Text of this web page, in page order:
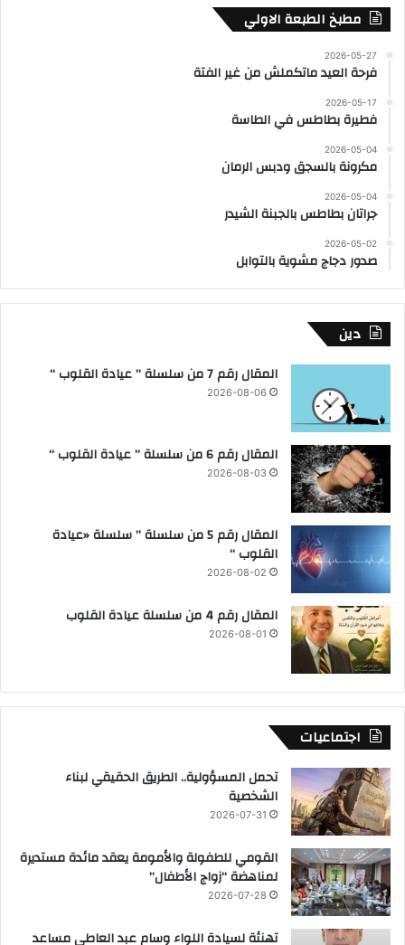
مطبخ الطبعة الاولي
2026-05-27
فرحة العيد ماتكملش من غير الفتة
2026-05-17
فطيرة بطاطس في الطاسة
2026-05-04
مكرونة بالسجق ودبس الرمان
2026-05-04
جراتان بطاطس بالجبنة الشيدر
2026-05-02
صدور دجاج مشوية بالتوابل
دين
المقال رقم 7 من سلسلة ” عيادة القلوب “
2026-08-06
المقال رقم 6 من سلسلة ” عيادة القلوب “
2026-08-03
المقال رقم 5 من سلسلة ” سلسلة «عيادة
القلوب “
2026-08-02
المقال رقم 4 من سلسلة عيادة القلوب
2026-08-01
اجتماعيات
تحمل المسؤولية.. الطريق الحقيقي لبناء
الشخصية
2026-07-31
القومي للطفولة والأمومة يعقد مائدة مستديرة
لمناهضة “زواج الأطفال”
2026-07-28
تهنئة لسيادة اللواء وسام عبد العاطي مساعد